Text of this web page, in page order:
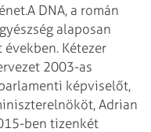
A DNA, a román
alaposan
Kétezer
2003-as
képviselőt,
Adrian
ben tizenkét